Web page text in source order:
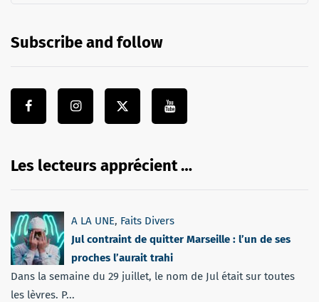
Subscribe and follow
Les lecteurs apprécient …
A LA UNE, Faits Divers
Jul contraint de quitter Marseille : l’un de ses
proches l’aurait trahi
Dans la semaine du 29 juillet, le nom de Jul était sur toutes
les lèvres. P...